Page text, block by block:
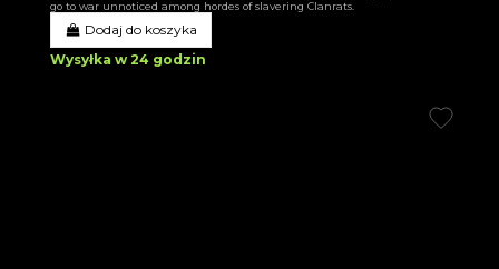
go to war unnoticed among hordes of slavering Clanrats.
Dodaj do koszyka
Wysyłka w 24 godzin